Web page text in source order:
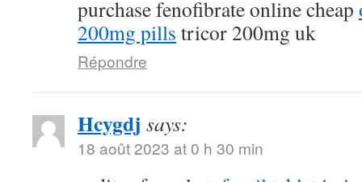
purchase fenofibrate online cheap
200mg pills tricor 200mg uk
Répondre
Hcygdj says:
18 août 2023 at 0 h 30 min